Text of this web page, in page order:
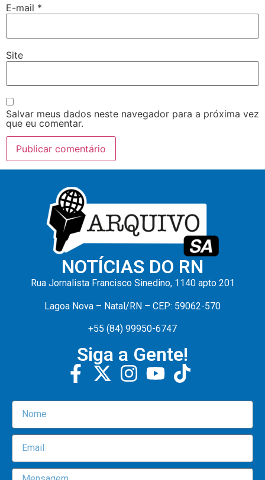
E-mail *
Site
Salvar meus dados neste navegador para a próxima vez
que eu comentar.
NOTÍCIAS DO RN
Rua Jornalista Francisco Sinedino, 1140 apto 201
Lagoa Nova – Natal/RN – CEP: 59062-570
+55 (84) 99950-6747
Siga a Gente!